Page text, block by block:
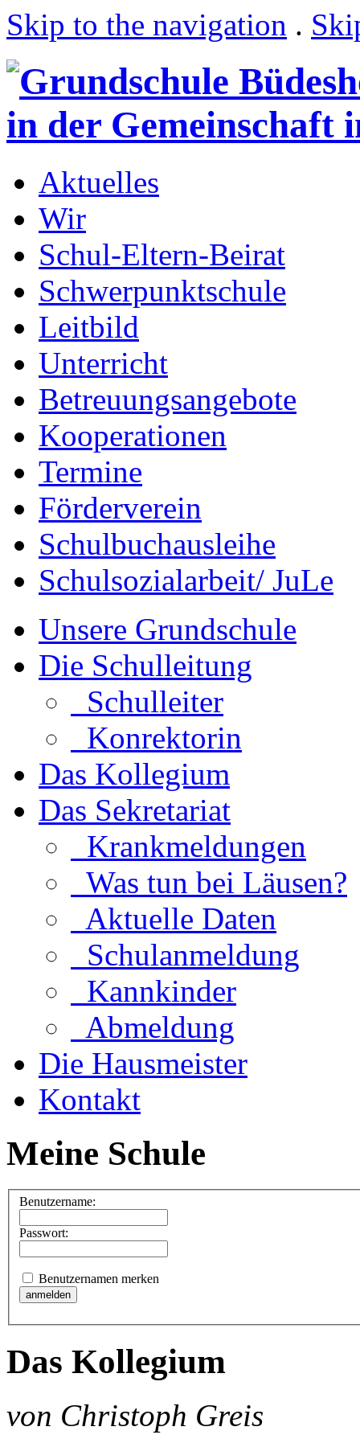
Skip to the navigation .
Aktuelles
Wir
Schul-Eltern-Beirat
Schwerpunktschule
Leitbild
Unterricht
Betreuungsangebote
Kooperationen
Termine
Förderverein
Schulbuchausleihe
Schulsozialarbeit/ JuLe
Unsere Grundschule
Die Schulleitung
Schulleiter
Konrektorin
Das Kollegium
Das Sekretariat
Krankmeldungen
Was tun bei Läusen?
Aktuelle Daten
Schulanmeldung
Kannkinder
Abmeldung
Die Hausmeister
Kontakt
Meine Schule
Benutzername:
Passwort:
Benutzernamen merken
Das Kollegium
von Christoph Greis